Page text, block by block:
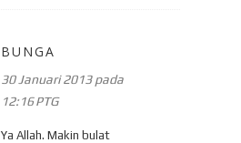
BUNGA
30 Januari 2013 pada
12:16 PTG
Ya Allah. Makin bulat